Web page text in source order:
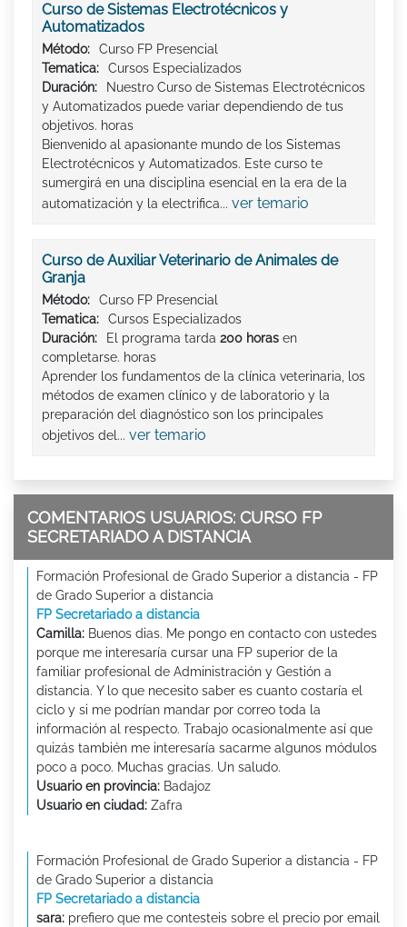
Curso de Sistemas Electrotécnicos y
Automatizados
Método:
Curso FP Presencial
Tematica:
Cursos Especializados
Duración:
Nuestro Curso de Sistemas Electrotécnicos
y Automatizados puede variar dependiendo de tus
objetivos. horas
Bienvenido al apasionante mundo de los Sistemas
Electrotécnicos y Automatizados. Este curso te
sumergirá en una disciplina esencial en la era de la
automatización y la electrifica... ver temario
Curso de Auxiliar Veterinario de Animales de
Granja
Método:
Curso FP Presencial
Tematica:
Cursos Especializados
Duración:
El programa tarda 200 horas en
completarse. horas
Aprender los fundamentos de la clínica veterinaria, los
métodos de examen clínico y de laboratorio y la
preparación del diagnóstico son los principales
objetivos del... ver temario
COMENTARIOS USUARIOS: CURSO FP
SECRETARIADO A DISTANCIA
Formación Profesional de Grado Superior a distancia - FP
de Grado Superior a distancia
FP Secretariado a distancia
Camilla: Buenos dias. Me pongo en contacto con ustedes
porque me interesaría cursar una FP superior de la
familiar profesional de Administración y Gestión a
distancia. Y lo que necesito saber es cuanto costaría el
ciclo y si me podrían mandar por correo toda la
información al respecto. Trabajo ocasionalmente así que
quizás también me interesaría sacarme algunos módulos
poco a poco. Muchas gracias. Un saludo.
Usuario en provincia: Badajoz
Usuario en ciudad: Zafra
Formación Profesional de Grado Superior a distancia - FP
de Grado Superior a distancia
FP Secretariado a distancia
sara: prefiero que me contesteis sobre el precio por email